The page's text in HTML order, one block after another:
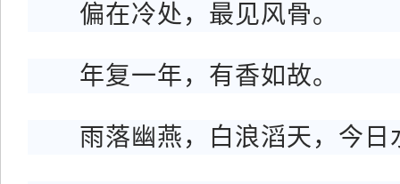
偏在冷处，最见风骨。
年复一年，有香如故。
雨落幽燕，白浪滔天，今日